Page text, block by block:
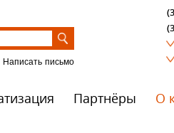
Написать письмо
Партнёры О